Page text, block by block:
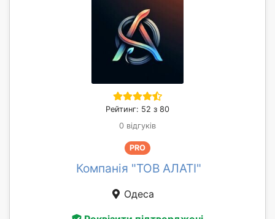
Рейтинг: 52 з 80
0 відгуків
PRO
Компанія "ТОВ АЛАТІ"
Одеса